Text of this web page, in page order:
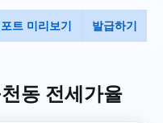
트 미리보기 발급하기
동 전세가율